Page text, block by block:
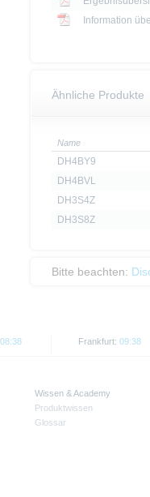
Information
Ähnliche Produkte
Name
DH4BY9
DH4BVL
DH3S4Z
DH3S8Z
Bitte beachten:
08:38 Frankfurt: 09:38
Wissen & Academy
Produktwissen
Glossar